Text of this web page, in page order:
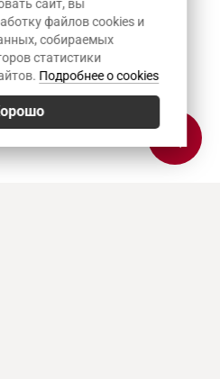
сайт, вы
файлов cookies и
собираемых
статистики
Подробнее о cookies